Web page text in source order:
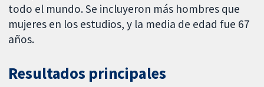
todo el mundo. Se incluyeron más hombres que
mujeres en los estudios, y la media de edad fue 67
años.
Resultados principales